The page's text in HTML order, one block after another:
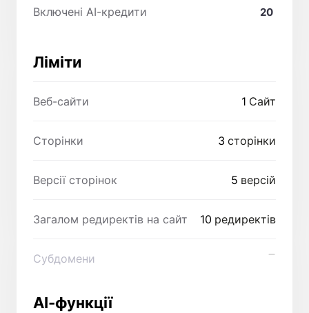
Включені AI-кредити 20
Ліміти
Веб-сайти 1 Сайт
Сторінки 3 сторінки
Версії сторінок 5 версій
Загалом редиректів на сайт 10 редиректів
Субдомени
AI-функції